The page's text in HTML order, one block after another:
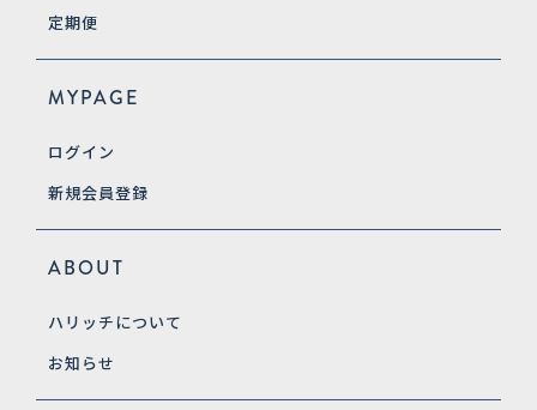
定期便
MYPAGE
ログイン
新規会員登録
ABOUT
ハリッチについて
お知らせ